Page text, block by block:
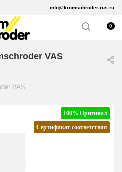
info@kromschroder-rus.ru
0
VAS
VAS
100% Оригинал
Сертификат соответствия